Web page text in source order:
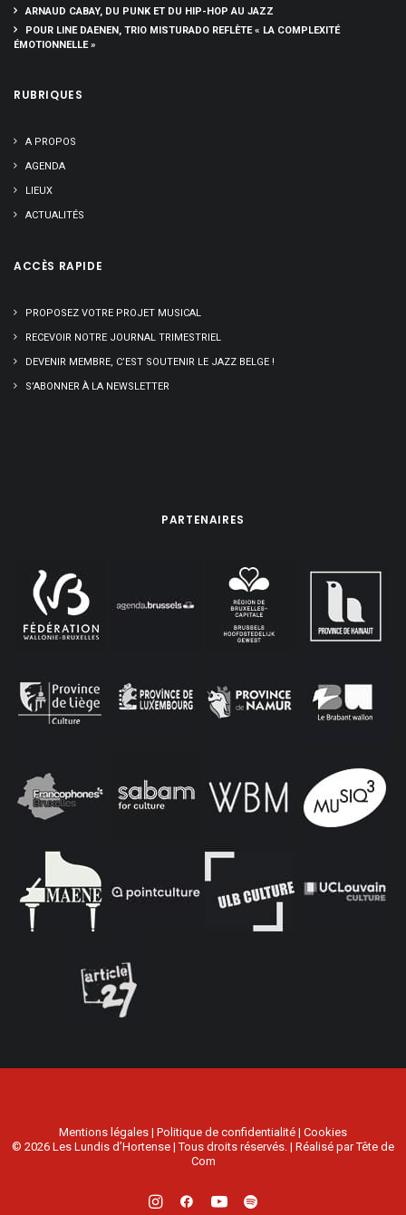
ARNAUD CABAY, DU PUNK ET DU HIP-HOP AU JAZZ
POUR LINE DAENEN, TRIO MISTURADO REFLÈTE « LA COMPLEXITÉ
ÉMOTIONNELLE »
RUBRIQUES
A PROPOS
AGENDA
LIEUX
ACTUALITÉS
ACCÈS RAPIDE
PROPOSEZ VOTRE PROJET MUSICAL
RECEVOIR NOTRE JOURNAL TRIMESTRIEL
DEVENIR MEMBRE, C’EST SOUTENIR LE JAZZ BELGE !
S’ABONNER À LA NEWSLETTER
PARTENAIRES
Mentions légales | Politique de confidentialité | Cookies
© 2026 Les Lundis d’Hortense | Tous droits réservés. | Réalisé parTête de
Com